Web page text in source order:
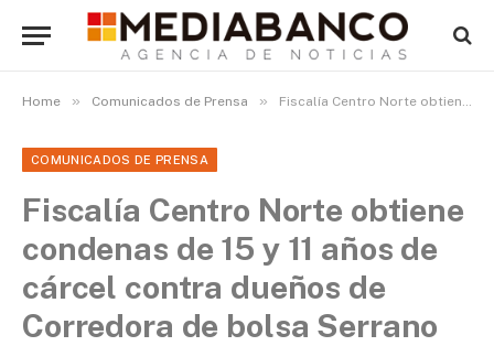
Home » Comunicados de Prensa » Fiscalía Centro Norte obtiene condenas de 15 y 11 años de cárcel contra dueños de Corredora de bolsa Serrano
COMUNICADOS DE PRENSA
Fiscalía Centro Norte obtiene
condenas de 15 y 11 años de
cárcel contra dueños de
Corredora de bolsa Serrano